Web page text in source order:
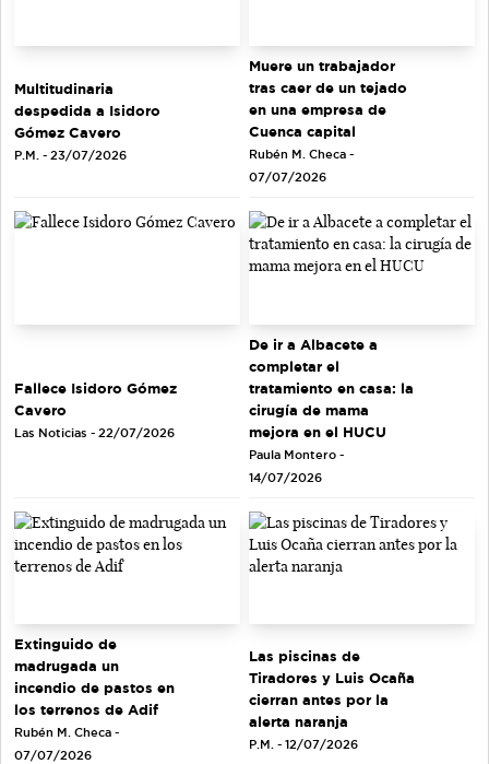
Multitudinaria
despedida a Isidoro
Gómez Cavero
P.M. - 23/07/2026
Muere un trabajador
tras caer de un tejado
en una empresa de
Cuenca capital
Rubén M. Checa -
07/07/2026
Fallece Isidoro Gómez
Cavero
Las Noticias - 22/07/2026
De ir a Albacete a
completar el
tratamiento en casa: la
cirugía de mama
mejora en el HUCU
Paula Montero -
14/07/2026
Extinguido de
madrugada un
incendio de pastos en
los terrenos de Adif
Rubén M. Checa -
07/07/2026
Las piscinas de
Tiradores y Luis Ocaña
cierran antes por la
alerta naranja
P.M. - 12/07/2026